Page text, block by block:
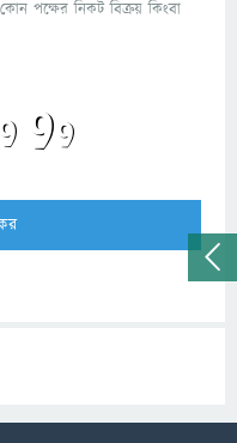
পক্ষের নিকট বিক্রয় কিংবা